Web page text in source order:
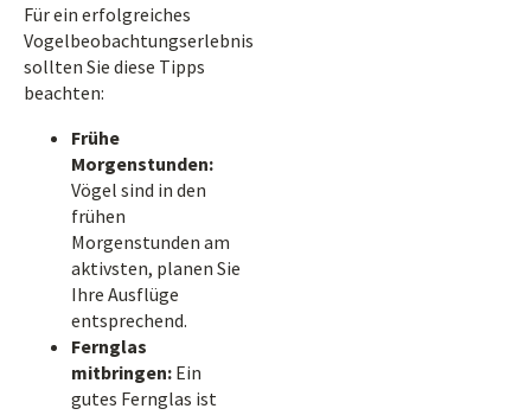
Für ein erfolgreiches
Vogelbeobachtungserlebnis
sollten Sie diese Tipps
beachten:
Frühe
Morgenstunden:
Vögel sind in den
frühen
Morgenstunden am
aktivsten, planen Sie
Ihre Ausflüge
entsprechend.
Fernglas
mitbringen: Ein
gutes Fernglas ist